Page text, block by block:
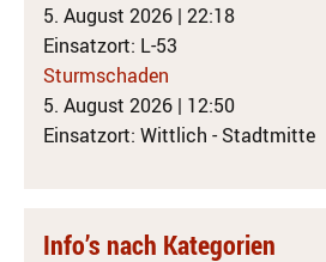
5. August 2026 | 22:18
Einsatzort: L-53
Sturmschaden
5. August 2026 | 12:50
Einsatzort: Wittlich - Stadtmitte
Info’s nach Kategorien